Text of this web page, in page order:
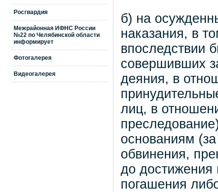
Росгвардия
Межрайонная ИФНС России
№22 по Челябинской области
информирует
Фотогалерея
Видеогалерея
б) на
наказания, в
впоследствии
совершивших
деяния, в
лиц, в
основаниям
обвинения,
до достижения
погашения